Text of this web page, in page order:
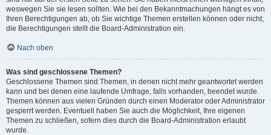
weswegen Sie sie lesen sollten. Wie bei den Bekanntmachungen hängt es von
Ihren Berechtigungen ab, ob Sie wichtige Themen erstellen können oder nicht;
die Berechtigungen stellt die Board-Administration ein.
Nach oben
Was sind geschlossene Themen?
Geschlossene Themen sind Themen, in denen nicht mehr geantwortet werden
kann und bei denen eine laufende Umfrage, falls vorhanden, beendet wurde.
Themen können aus vielen Gründen durch einen Moderator oder Administrator
gesperrt werden. Eventuell haben Sie auch die Möglichkeit, Ihre eigenen
Themen zu schließen, sofern dies durch die Board-Administration erlaubt
wurde.